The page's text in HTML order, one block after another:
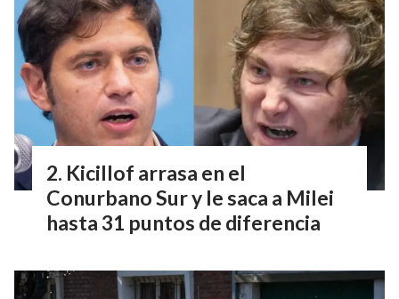
Kicillof arrasa en el
Conurbano Sur y le saca a Milei
hasta 31 puntos de diferencia